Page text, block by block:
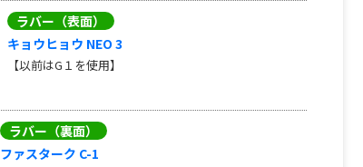
ラバー（表面）
キョウヒョウ NEO 3
【以前はG１を使用】
ラバー（裏面）
ファスターク C-1